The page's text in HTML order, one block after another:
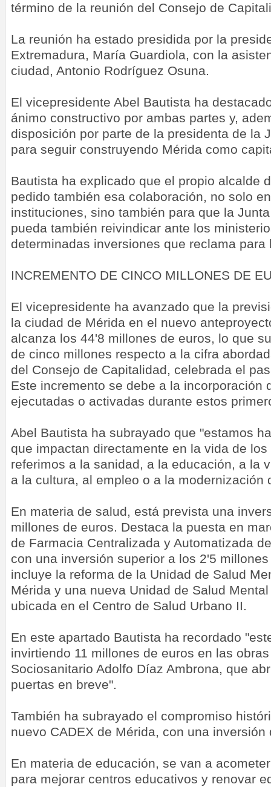
término de la reunión del Consejo de
La reunión ha estado presidida por la
Extremadura, María Guardiola, con la
ciudad, Antonio Rodríguez Osuna.
El vicepresidente Abel Bautista ha
ánimo constructivo por ambas partes y,
disposición por parte de la presidenta de la
para seguir construyendo Mérida como
Bautista ha explicado que el propio alcalde
pedido también esa colaboración, no solo
instituciones, sino también para que la
pueda también reivindicar ante los
determinadas inversiones que reclama para
INCREMENTO DE CINCO MILLONES DE
El vicepresidente ha avanzado que la
la ciudad de Mérida en el nuevo
alcanza los 44'8 millones de euros, lo que
de cinco millones respecto a la cifra
del Consejo de Capitalidad, celebrada el
Este incremento se debe a la incorporación
ejecutadas o activadas durante estos
Abel Bautista ha subrayado que "estamos
que impactan directamente en la vida de
referimos a la sanidad, a la educación, a la
a la cultura, al empleo o a la modernización
En materia de salud, está prevista una
millones de euros. Destaca la puesta en
de Farmacia Centralizada y Automatizada
con una inversión superior a los 2'5
incluye la reforma de la Unidad de Salud
Mérida y una nueva Unidad de Salud
ubicada en el Centro de Salud Urbano II.
En este apartado Bautista ha recordado
invirtiendo 11 millones de euros en las
Sociosanitario Adolfo Díaz Ambrona, que
puertas en breve".
También ha subrayado el compromiso
nuevo CADEX de Mérida, con una
En materia de educación, se van a
para mejorar centros educativos y renovar